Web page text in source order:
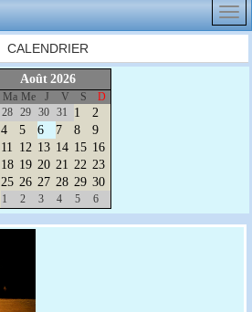
CALENDRIER
Août 2026
Ma Me J V S
D
28 29 30 31 1
2
4 5 6 7 8
9
11 12 13 14 15 16
18 19 20 21 22 23
25 26 27 28 29 30
1 2 3 4 5 6